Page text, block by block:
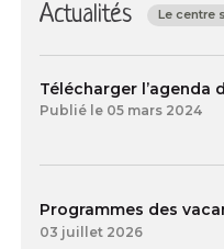
Actualités Le centre
Télécharger l’agenda
Publié le 05 mars 2024
Programmes des
03 juillet 2026